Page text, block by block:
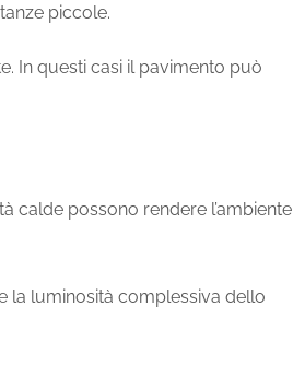
piccole.
In questi casi il pavimento può
calde possono rendere l’ambiente
la luminosità complessiva dello